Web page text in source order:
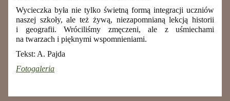
Wycieczka była nie tylko świetną formą integracji uczniów
naszej szkoły, ale też żywą, niezapomnianą lekcją historii
i geografii. Wróciliśmy zmęczeni, ale z uśmiechami
na twarzach i pięknymi wspomnieniami.
Tekst: A. Pajda
Fotogaleria